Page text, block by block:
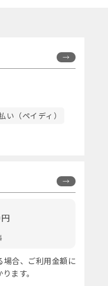
い（ペイディ）
合、ご利用金額に
ます。